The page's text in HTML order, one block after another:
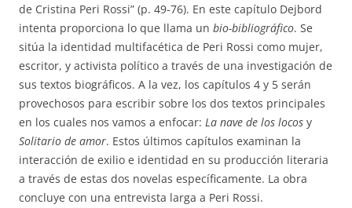
de Cristina Peri Rossi” (p. 49-76). En este capítulo Dejbord
intenta proporciona lo que llama un bio-bibliográfico. Se
sitúa la identidad multifacética de Peri Rossi como mujer,
escritor, y activista político a través de una investigación de
sus textos biográficos. A la vez, los capítulos 4 y 5 serán
provechosos para escribir sobre los dos textos principales
en los cuales nos vamos a enfocar: La nave de los locos y
Solitario de amor. Estos últimos capítulos examinan la
interacción de exilio e identidad en su producción literaria
a través de estas dos novelas específicamente. La obra
concluye con una entrevista larga a Peri Rossi.